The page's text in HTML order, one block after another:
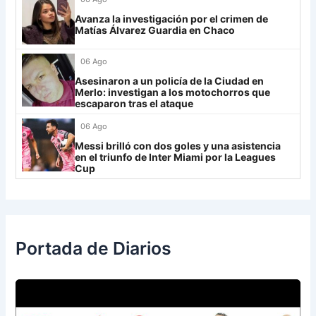
Grupo H
IDV
Rosario Central
UCV FC
Avanza la investigación por el crimen de
Matías Álvarez Guardia en Chaco
06 Ago
Asesinaron a un policía de la Ciudad en
Merlo: investigan a los motochorros que
escaparon tras el ataque
06 Ago
Messi brilló con dos goles y una asistencia
en el triunfo de Inter Miami por la Leagues
Cup
Portada de Diarios